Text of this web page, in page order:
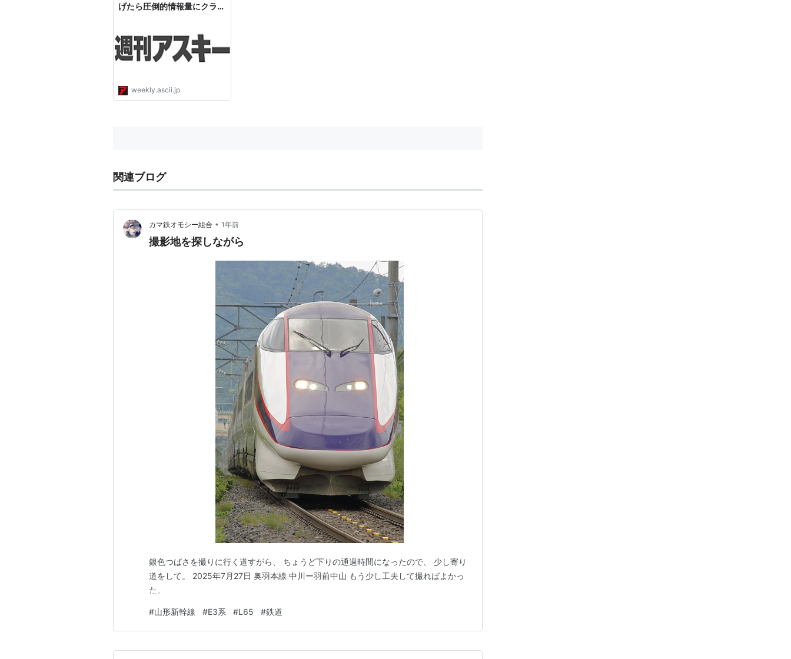
げたら圧倒的情報量にクラク
weekly.ascii.jp
関連ブログ
カマ鉄オモシー組合 • 1年前
撮影地を探しながら
銀色つばさを撮りに行く道すがら、 ちょうど下りの通過時間になったので、 少し寄り
道をして。 2025年7月27日 奥羽本線 中川ー羽前中山 もう少し工夫して撮ればよかっ
た。
#山形新幹線 #E3系 #L65 #鉄道